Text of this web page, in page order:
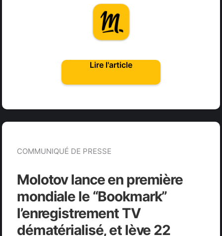
Lire l'article
COMMUNIQUÉ DE PRESSE
Molotov lance en première
mondiale le “Bookmark”
l’enregistrement TV
dématérialisé, et lève 22